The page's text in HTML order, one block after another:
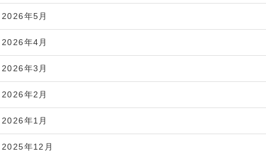
2026年5月
2026年4月
2026年3月
2026年2月
2026年1月
2025年12月